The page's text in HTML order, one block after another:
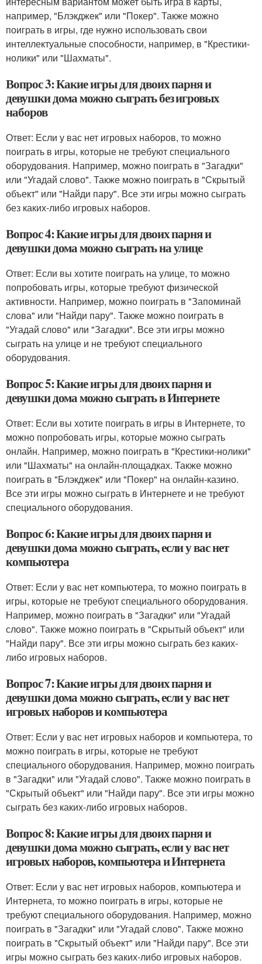
например, "Блэкджек" или "Покер". Также можно
поиграть в игры, где нужно использовать свои
интеллектуальные способности, например, в "Крестики-
нолики" или "Шахматы".
Вопрос 3: Какие игры для двоих парня и
девушки дома можно сыграть без игровых
наборов
Ответ: Если у вас нет игровых наборов, то можно
поиграть в игры, которые не требуют специального
оборудования. Например, можно поиграть в "Загадки"
или "Угадай слово". Также можно поиграть в "Скрытый
объект" или "Найди пару". Все эти игры можно сыграть
без каких-либо игровых наборов.
Вопрос 4: Какие игры для двоих парня и
девушки дома можно сыграть на улице
Ответ: Если вы хотите поиграть на улице, то можно
попробовать игры, которые требуют физической
активности. Например, можно поиграть в "Запоминай
слова" или "Найди пару". Также можно поиграть в
"Угадай слово" или "Загадки". Все эти игры можно
сыграть на улице и не требуют специального
оборудования.
Вопрос 5: Какие игры для двоих парня и
девушки дома можно сыграть в Интернете
Ответ: Если вы хотите поиграть в игры в Интернете, то
можно попробовать игры, которые можно сыграть
онлайн. Например, можно поиграть в "Крестики-нолики"
или "Шахматы" на онлайн-площадках. Также можно
поиграть в "Блэкджек" или "Покер" на онлайн-казино.
Все эти игры можно сыграть в Интернете и не требуют
специального оборудования.
Вопрос 6: Какие игры для двоих парня и
девушки дома можно сыграть, если у вас нет
компьютера
Ответ: Если у вас нет компьютера, то можно поиграть в
игры, которые не требуют специального оборудования.
Например, можно поиграть в "Загадки" или "Угадай
слово". Также можно поиграть в "Скрытый объект" или
"Найди пару". Все эти игры можно сыграть без каких-
либо игровых наборов.
Вопрос 7: Какие игры для двоих парня и
девушки дома можно сыграть, если у вас нет
игровых наборов и компьютера
Ответ: Если у вас нет игровых наборов и компьютера, то
можно поиграть в игры, которые не требуют
специального оборудования. Например, можно поиграть
в "Загадки" или "Угадай слово". Также можно поиграть в
"Скрытый объект" или "Найди пару". Все эти игры можно
сыграть без каких-либо игровых наборов.
Вопрос 8: Какие игры для двоих парня и
девушки дома можно сыграть, если у вас нет
игровых наборов, компьютера и Интернета
Ответ: Если у вас нет игровых наборов, компьютера и
Интернета, то можно поиграть в игры, которые не
требуют специального оборудования. Например, можно
поиграть в "Загадки" или "Угадай слово". Также можно
поиграть в "Скрытый объект" или "Найди пару". Все эти
игры можно сыграть без каких-либо игровых наборов.